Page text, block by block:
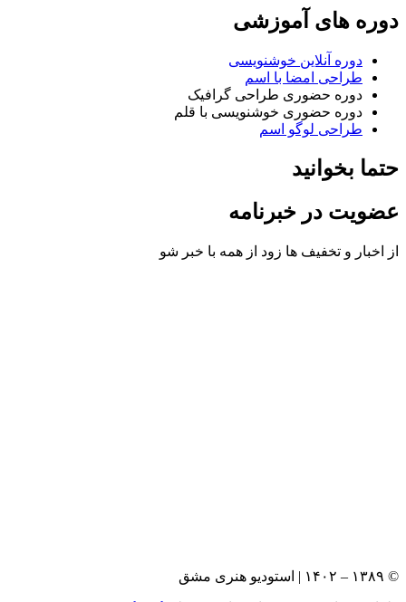
دوره های آموزشی
دوره آنلاین خوشنویسی
طراحی امضا با اسم
دوره حضوری طراحی گرافیک
دوره حضوری خوشنویسی با قلم
طراحی لوگو اسم
حتما بخوانید
عضویت در خبرنامه
از اخبار و تخفیف ها زود از همه با خبر شو
© ۱۳۸۹ – ۱۴۰۲ | استودیو هنری مشق